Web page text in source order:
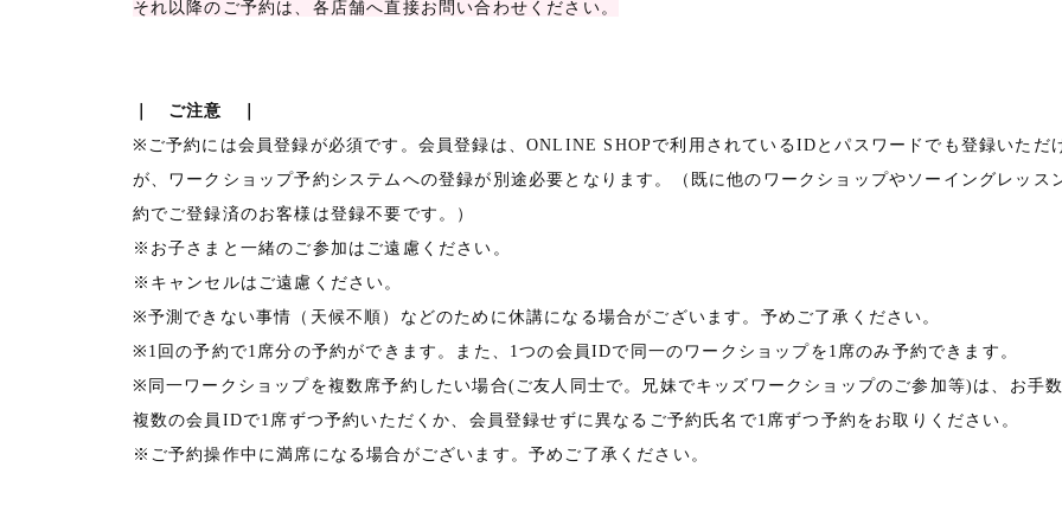
それ以降のご予約は、各店舗へ直接お問い合わせください。
｜ ご注意 ｜
※ご予約には会員登録が必須です。会員登録は、ONLINE SHOPで利用されているIDとパスワードでも登録いただ
が、ワークショップ予約システムへの登録が別途必要となります。（既に他のワークショップやソーイングレッス
約でご登録済のお客様は登録不要です。）
※お子さまと一緒のご参加はご遠慮ください。
※キャンセルはご遠慮ください。
※予測できない事情（天候不順）などのために休講になる場合がございます。予めご了承ください。
※1回の予約で1席分の予約ができます。また、1つの会員IDで同一のワークショップを1席のみ予約できます。
※同一ワークショップを複数席予約したい場合(ご友人同士で。兄妹でキッズワークショップのご参加等)は、お手
複数の会員IDで1席ずつ予約いただくか、会員登録せずに異なるご予約氏名で1席ずつ予約をお取りください。
※ご予約操作中に満席になる場合がございます。予めご了承ください。